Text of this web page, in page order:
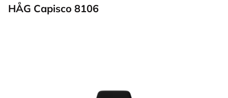
HÅG Capisco 8106